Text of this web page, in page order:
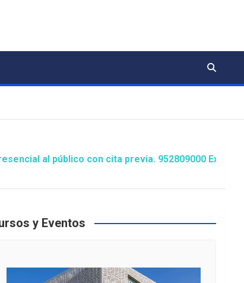
público con cita previa. 952809000 Extensión 1481/
y Eventos